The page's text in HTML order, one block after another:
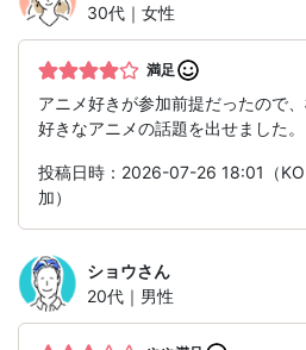
30代｜女性
満足
アニメ好きが参加前提だったので
好きなアニメの話題を出せました
投稿日時：2026-07-26 18:01（
加）
ショウさん
20代｜男性